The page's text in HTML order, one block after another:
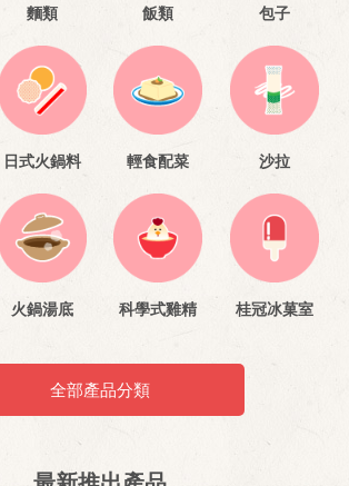
麵類 飯類 包子
日式火鍋料 輕食配菜 沙拉
火鍋湯底 科學式雞精 桂冠冰菓室
全部產品分類